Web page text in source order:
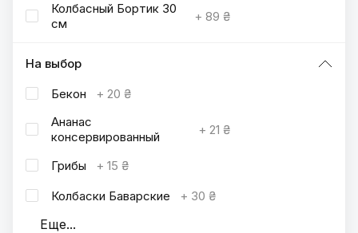
Колбасный Бортик 30
см
+ 89 ₴
На выбор
Бекон
+ 20 ₴
Ананас
консервированный
+ 21 ₴
Грибы + 15 ₴
Колбаски Баварские
+ 30 ₴
Еще...